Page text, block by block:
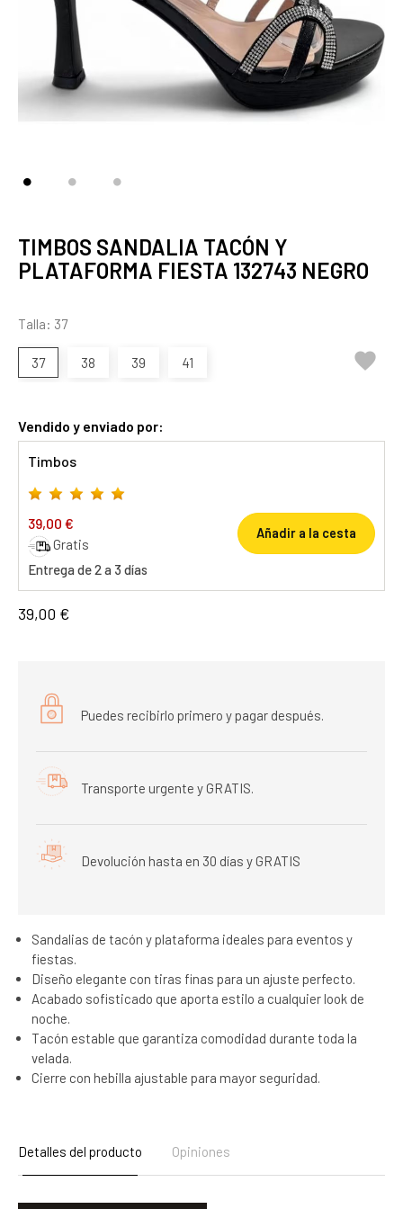
TIMBOS SANDALIA TACÓN Y
PLATAFORMA FIESTA 132743 NEGRO
Talla: 37
37 38 39 41 
Vendido y enviado por:
Timbos
39,00 €
Gratis
Entrega de 2 a 3 días
Añadir a la cesta
39,00 €
Puedes recibirlo primero y pagar después.
Transporte urgente y GRATIS.
Devolución hasta en 30 días y GRATIS
Sandalias de tacón y plataforma ideales para eventos y
fiestas.
Diseño elegante con tiras finas para un ajuste perfecto.
Acabado sofisticado que aporta estilo a cualquier look de
noche.
Tacón estable que garantiza comodidad durante toda la
velada.
Cierre con hebilla ajustable para mayor seguridad.
Detalles del producto Opiniones